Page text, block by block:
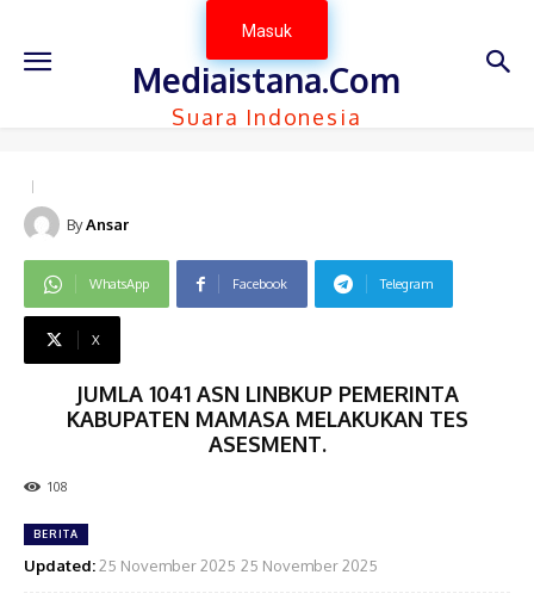
Masuk
Mediaistana.Com
Suara Indonesia
ByAnsar
WhatsApp Facebook Telegram
X
JUMLA 1041 ASN LINBKUP PEMERINTA
KABUPATEN MAMASA MELAKUKAN TES
ASESMENT.
108
BERITA
Updated:25 November 2025 25 November 2025